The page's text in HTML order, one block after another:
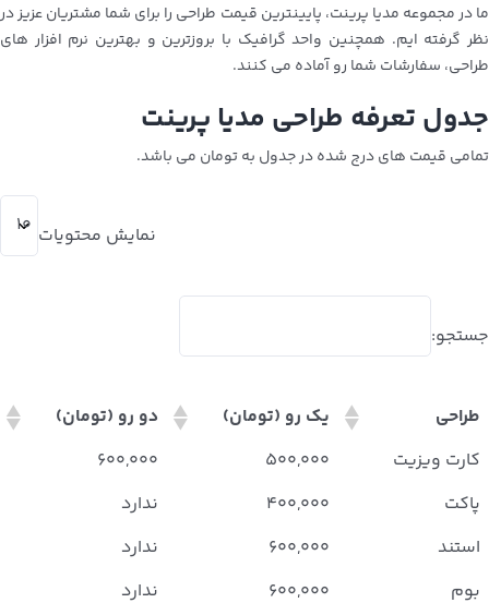
ما در مجموعه مدیا پرینت، پایینترین قیمت طراحی را برای شما مشتریان عزیز در
نظر گرفته ایم. همچنین واحد گرافیک با بروزترین و بهترین نرم افزار های
طراحی، سفارشات شما رو آماده می کنند.
جدول تعرفه طراحی مدیا پرینت
تمامی قیمت های درج شده در جدول به تومان می باشد.
نمایش محتویات
جستجو:
طراحی یک رو (تومان)
دو رو (تومان)
کارت ویزیت
۵۰۰,۰۰۰
۶۰۰,۰۰۰
پاکت
۴۰۰,۰۰۰
ندارد
استند
۶۰۰,۰۰۰
ندارد
بوم
۶۰۰,۰۰۰ ندارد